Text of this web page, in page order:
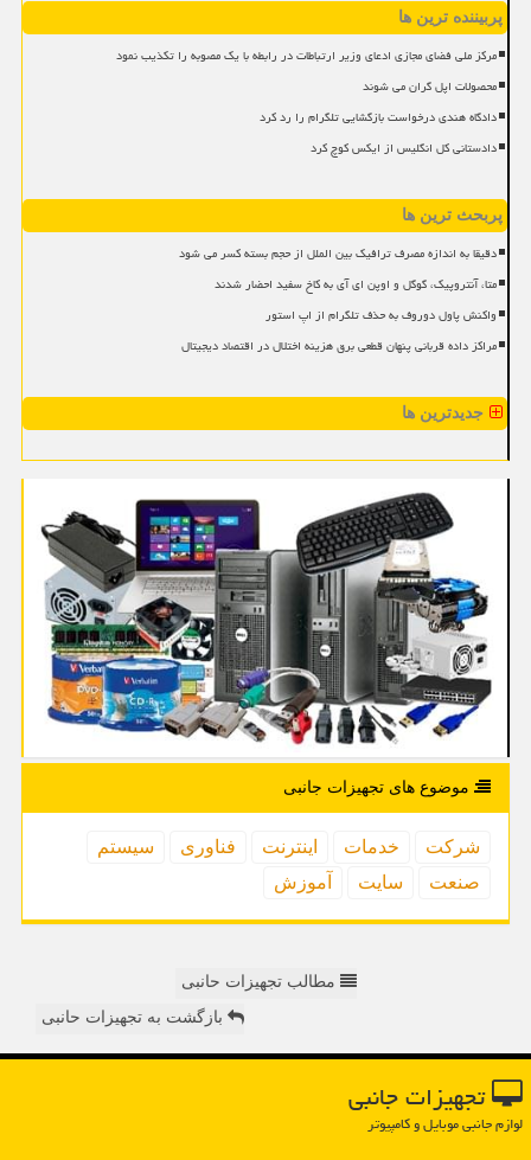
پربیننده ترین ها
مرکز ملی فضای مجازی ادعای وزیر ارتباطات در رابطه با یک مصوبه را تکذیب نمود
محصولات اپل گران می شوند
دادگاه هندی درخواست بازگشایی تلگرام را رد کرد
دادستانی کل انگلیس از ایکس کوچ کرد
پربحث ترین ها
دقیقا به اندازه مصرف ترافیک بین الملل از حجم بسته کسر می شود
متا، آنتروپیک، گوگل و اوپن ای آی به کاخ سفید احضار شدند
واکنش پاول دوروف به حذف تلگرام از اپ استور
مراکز داده قربانی پنهان قطعی برق هزینه اختلال در اقتصاد دیجیتال
جدیدترین ها
موضوع های تجهیزات جانبی
شركت خدمات اینترنت فناوری
سیستم
صنعت
سایت آموزش
مطالب تجهیزات حانبی
بازگشت به تجهیزات حانبی
تجهیزات جانبی
لوازم جانبی موبایل و کامپیوتر